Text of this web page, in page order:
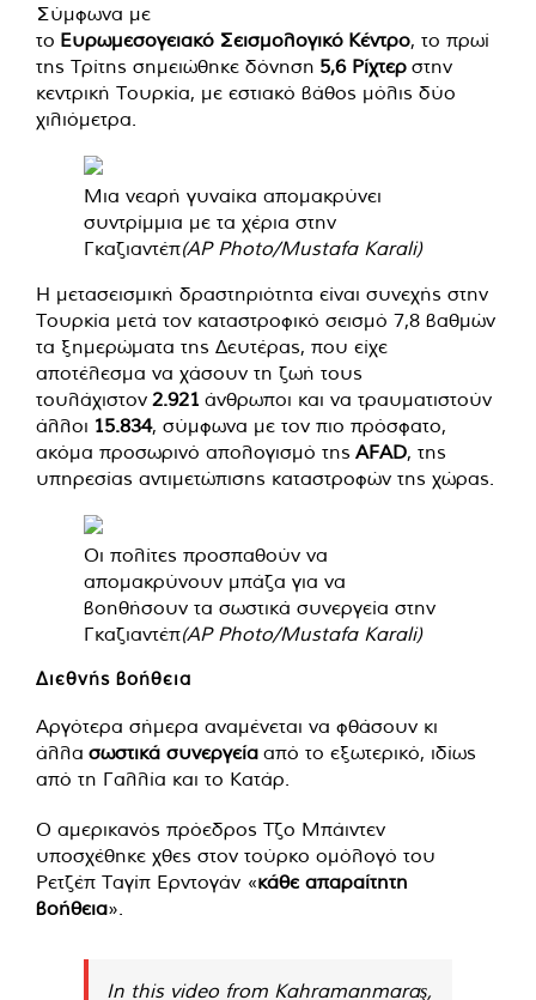
Σύμφωνα με
το Ευρωμεσογειακό Σεισμολογικό Κέντρο, το πρωί
της Τρίτης σημειώθηκε δόνηση 5,6 Ρίχτερ στην
κεντρική Τουρκία, με εστιακό βάθος μόλις δύο
χιλιόμετρα.
Μια νεαρή γυναίκα απομακρύνει
συντρίμμια με τα χέρια στην
Γκαζιαντέπ(AP Photo/Mustafa Karali)
Η μετασεισμική δραστηριότητα είναι συνεχής στην
Τουρκία μετά τον καταστροφικό σεισμό 7,8 βαθμών
τα ξημερώματα της Δευτέρας, που είχε
αποτέλεσμα να χάσουν τη ζωή τους
τουλάχιστον 2.921 άνθρωποι και να τραυματιστούν
άλλοι 15.834, σύμφωνα με τον πιο πρόσφατο,
ακόμα προσωρινό απολογισμό της AFAD, της
υπηρεσίας αντιμετώπισης καταστροφών της χώρας.
Οι πολίτες προσπαθούν να
απομακρύνουν μπάζα για να
βοηθήσουν τα σωστικά συνεργεία στην
Γκαζιαντέπ(AP Photo/Mustafa Karali)
Διεθνής βοήθεια
Αργότερα σήμερα αναμένεται να φθάσουν κι
άλλα σωστικά συνεργεία από το εξωτερικό, ιδίως
από τη Γαλλία και το Κατάρ.
Ο αμερικανός πρόεδρος Τζο Μπάιντεν
υποσχέθηκε χθες στον τούρκο ομόλογό του
Ρετζέπ Ταγίπ Ερντογάν «κάθε απαραίτητη
βοήθεια».
In this video from Kahramanmaraş,